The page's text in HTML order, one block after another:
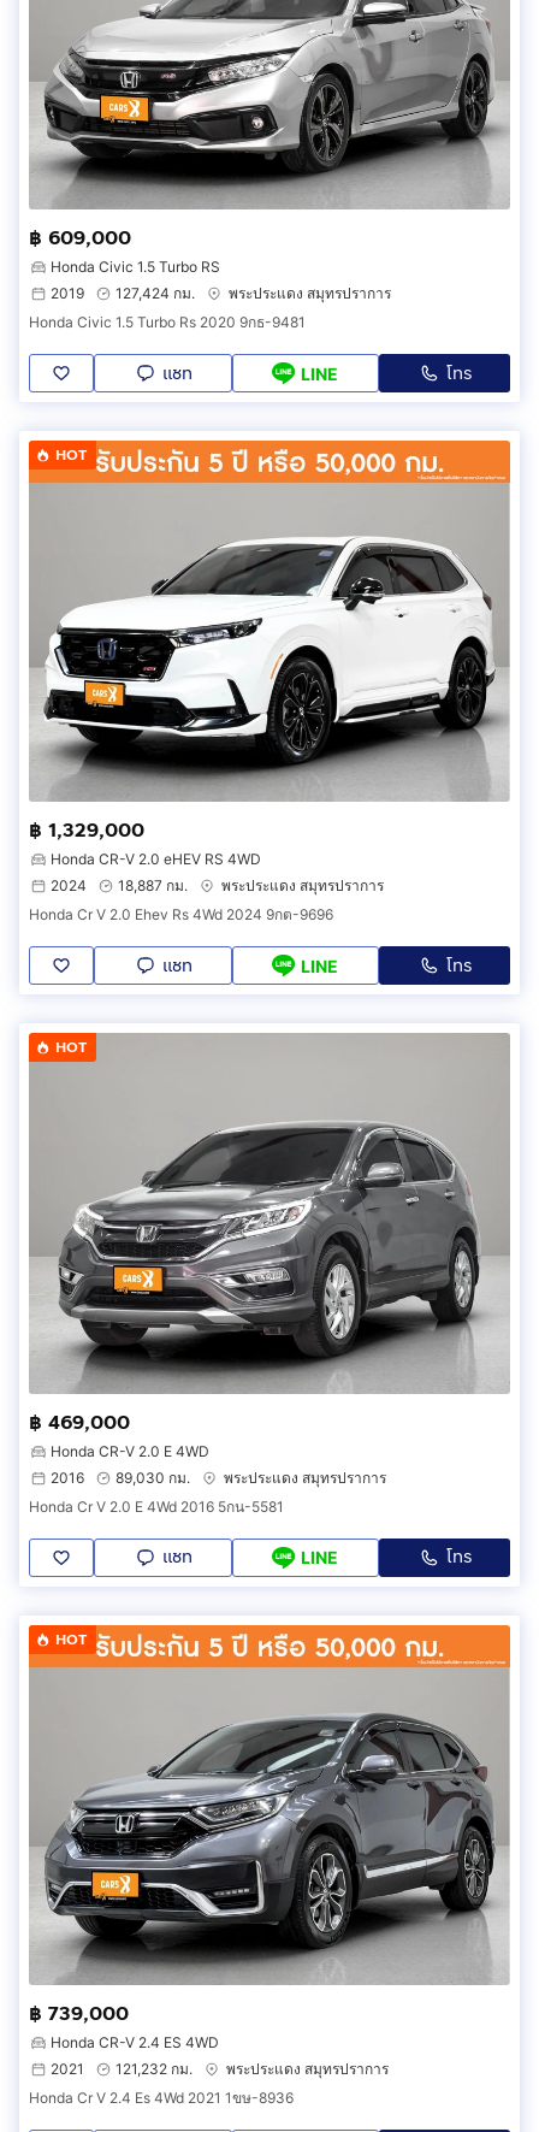
฿ 609,000
Honda Civic 1.5 Turbo RS
2019
127,424 กม.
พระประแดง สมุทรปราการ
Honda Civic 1.5 Turbo Rs 2020 9กธ-9481
แชท LINE โทร
HOT
฿ 1,329,000
Honda CR-V 2.0 eHEV RS 4WD
2024
18,887 กม.
พระประแดง สมุทรปราการ
Honda Cr V 2.0 Ehev Rs 4Wd 2024 9กต-9696
แชท LINE โทร
HOT
฿ 469,000
Honda CR-V 2.0 E 4WD
2016
89,030 กม.
พระประแดง สมุทรปราการ
Honda Cr V 2.0 E 4Wd 2016 5กน-5581
แชท LINE โทร
HOT
฿ 739,000
Honda CR-V 2.4 ES 4WD
2021
121,232 กม.
พระประแดง สมุทรปราการ
Honda Cr V 2.4 Es 4Wd 2021 1ขษ-8936